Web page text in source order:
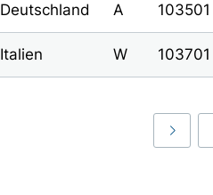
Deutschland A 103501
Italien W 103701
Last